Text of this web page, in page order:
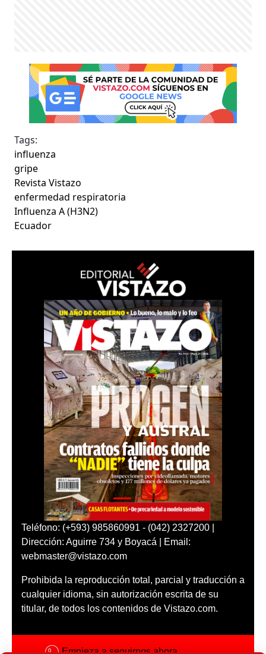
Tags:
influenza
gripe
Revista Vistazo
enfermedad respiratoria
Influenza A (H3N2)
Ecuador
Teléfono: (+593) 985860991 - (042) 2327200 |
Dirección: Aguirre 734 y Boyacá | Email:
webmaster@vistazo.com
Prohibida la reproducción total, parcial y traducción a
cualquier idioma, sin autorización escrita de su
titular, de todos los contenidos de Vistazo.com.
Empieza a seguirnos ahora